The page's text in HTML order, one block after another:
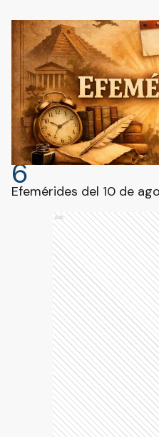
6
Efemérides del 10 de
Ads